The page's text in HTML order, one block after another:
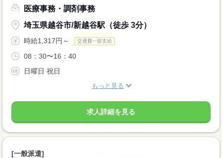
医療事務・調剤事務
埼玉県越谷市/新越谷駅（徒歩 3分）
時給1,317円～ 交通費一部支給
08：30〜16：40
日曜日 祝日
もっと見る
求人詳細を見る
[一般派遣]